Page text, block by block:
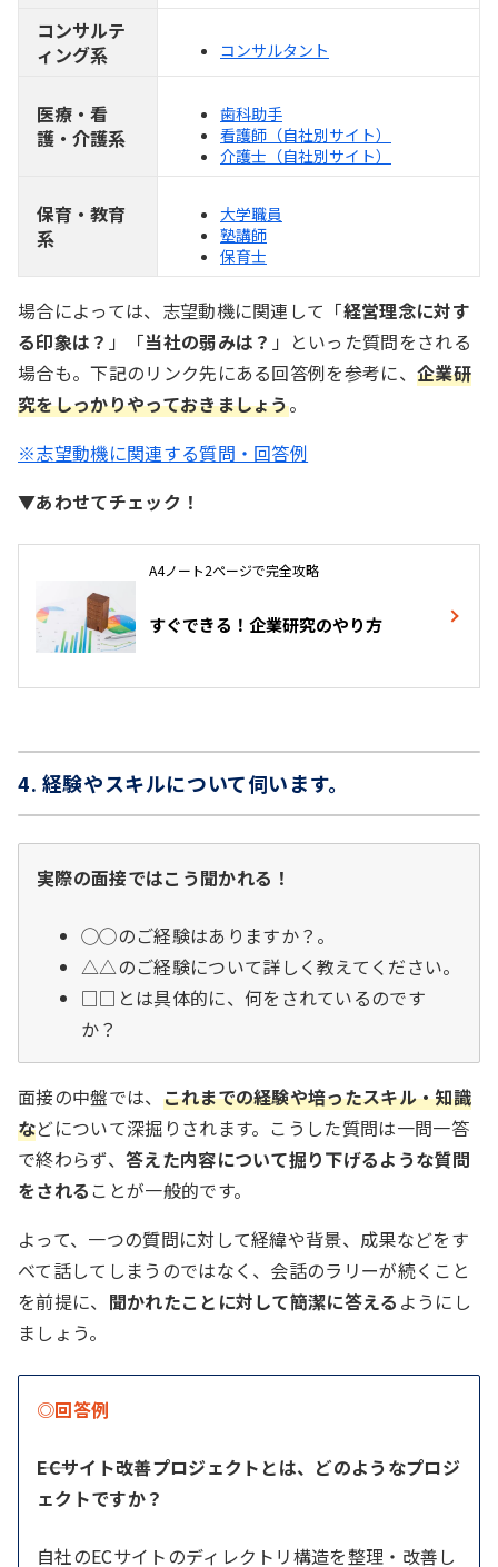
コンサルテ
ィング系
コンサルタント
医療・看
護・介護系
歯科助手
看護師（自社別サイト）
介護士（自社別サイト）
保育・教育
系
大学職員
塾講師
保育士
場合によっては、志望動機に関連して「経営理念に対す
る印象は？ 」「当社の弱みは？ 」といった質問をされる
場合も。下記のリンク先にある回答例を参考に、企業研
究をしっかりやっておきましょう。
※志望動機に関連する質問・回答例
▼あわせてチェック！
A4ノート2ページで完全攻略
すぐできる！企業研究のやり方
4. 経験やスキルについて伺います。
実際の面接ではこう聞かれる！
◯◯のご経験はありますか？。
△△のご経験について詳しく教えてください。
□□とは具体的に、何をされているのです
か？
面接の中盤では、 これまでの経験や培ったスキル・知識
などについて深掘りされます。こうした質問は一問一答
で終わらず、 答えた内容について掘り下げるような質問
をされる ことが一般的です。
よって、一つの質問に対して経緯や背景、成果などをす
べて話してしまうのではなく、会話のラリーが続くこと
を前提に、 聞かれたことに対して簡潔に答える ようにし
ましょう。
◎回答例
――ECサイト改善プロジェクトとは、どのようなプロジ
ェクトですか？
自社のECサイトのディレクトリ構造を整理・改善し